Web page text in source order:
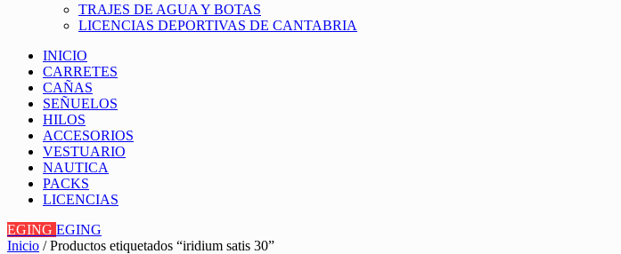
TRAJES DE AGUA Y BOTAS
LICENCIAS DEPORTIVAS DE CANTABRIA
INICIO
CARRETES
CAÑAS
SEÑUELOS
HILOS
ACCESORIOS
VESTUARIO
NAUTICA
PACKS
LICENCIAS
EGING EGING
Inicio / Productos etiquetados “iridium satis 30”